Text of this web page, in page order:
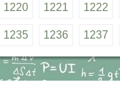
1220 1221 1222
1235 1236 1237